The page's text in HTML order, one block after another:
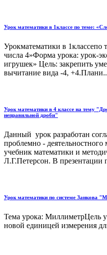
Урок математики в 1классе по теме:
Урокматематики в
числа 4»Форма урока: урок-
игрушек» Цель: закрепить
вычитание вида -4,
Урок математики в 4 классе на тему
неправильной дроби"
Данный урок разработан
проблемно - деятельностного
учебник математики и
Л.Г.Петерсон. В презентации
Урок математики по системе Занкова
Тема урока: МиллиметрЦель
новой единицей измерения